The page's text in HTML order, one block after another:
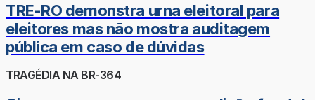
TRE-RO demonstra urna eleitoral para
eleitores mas não mostra auditagem
pública em caso de dúvidas
TRAGÉDIA NA BR-364